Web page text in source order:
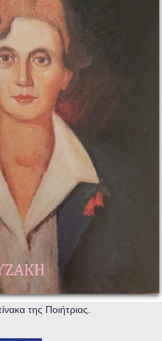
της Ποιήτριας.